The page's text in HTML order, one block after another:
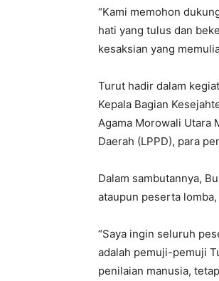
“Kami memohon
hati yang tulus dan
kesaksian yang
Turut hadir dalam
Kepala Bagian
Agama Morowali Utara
Daerah (LPPD), para
Dalam sambutannya,
ataupun peserta
“Saya ingin seluruh
adalah pemuji-pemuji
penilaian manusia,